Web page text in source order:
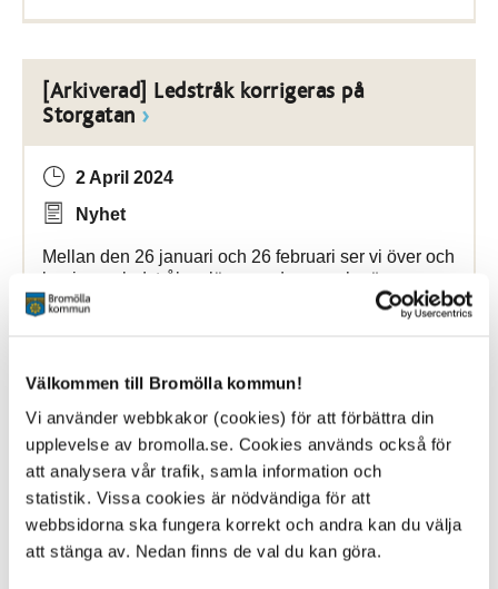
Välkommen till Bromölla kommun!
Vi använder webbkakor (cookies) för att förbättra din
upplevelse av bromolla.se. Cookies används också för
att analysera vår trafik, samla information och
statistik. Vissa cookies är nödvändiga för att
webbsidorna ska fungera korrekt och andra kan du välja
att stänga av. Nedan finns de val du kan göra.
[Arkiverad] Ledstråk korrigeras på
Storgatan
2 April 2024
Nyhet
Mellan den 26 januari och 26 februari ser vi över och
korrigerar ledstråken längs ... dessa och göra
korrigeringar där det behövs. Detta
görs mellan
[Arkiverad] Lekplatsen på Öllers backe är
invigd
23 May 2024